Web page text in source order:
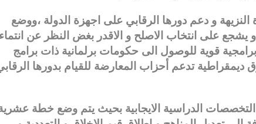
و دعم دورها الرقابي على اجهزة الدولة ،ووضع
على انتخاب الاصلح و الاقدر بغض النظر عن
برامجية قوية للوصول الى حكومات برلمانية ذات برامج
تدعم أحزاب المعارضة للقيام بدورها
التخصصات الدراسية الايجابية بحيث يتم وضع خطة